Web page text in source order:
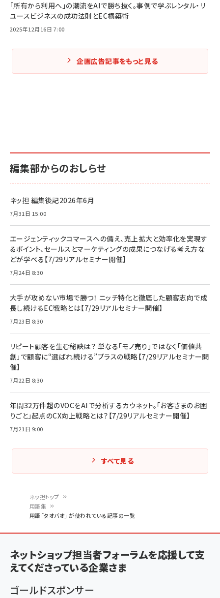
ン
く
ず
ネッ担トップ
用語集
用語「タオバオ」 が使われている記事の一覧
「所有から利用へ」の潮流をAIで勝ち抜く。事例で学ぶレンタル・リ
ユースビジネスの成功法則とEC構築術
2025年12月16日 7:00
企画広告記事をもっと見る
編集部からのおしらせ
ネッ担 編集後記2026年6月
7月31日 15:00
エージェンティックコマースへの備え、売上拡大と効率化を実現す
るポイント、セールスとマーケティングの成果につなげる考え方な
どが学べる【7/29リアルセミナー開催】
7月24日 8:30
大手が攻めない市場で勝つ！ ニッチ特化と徹底した顧客志向で成
長し続けるEC戦略とは【7/29リアルセミナー開催】
7月23日 8:30
リピート顧客を生む秘訣は？ 単なる「モノ売り」ではなく「価値共
創」で顧客に“選ばれ続ける”プラスの戦略【7/29リアルセミナー開
催】
7月22日 8:30
年間32万件超のVOCをAIで分析するカウネット。「お客さまのお困
りごと」起点のCX向上戦略とは？【7/29リアルセミナー開催】
7月21日 9:00
すべて見る
ネットショップ担当者フォーラムを応援して支
えてくださっている企業さま
ゴールドスポンサー